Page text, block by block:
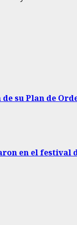
su Plan de
en el festival